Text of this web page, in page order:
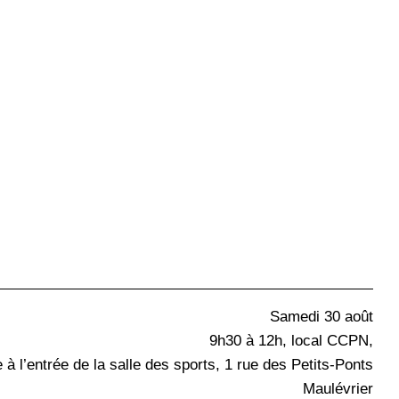
Samedi 30 août
9h30 à 12h, local CCPN,
à l’entrée de la salle des sports, 1 rue des Petits-Ponts
Maulévrier